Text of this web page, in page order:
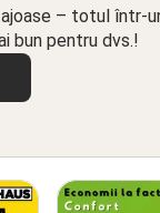
– totul într-
bun pentru dvs.!